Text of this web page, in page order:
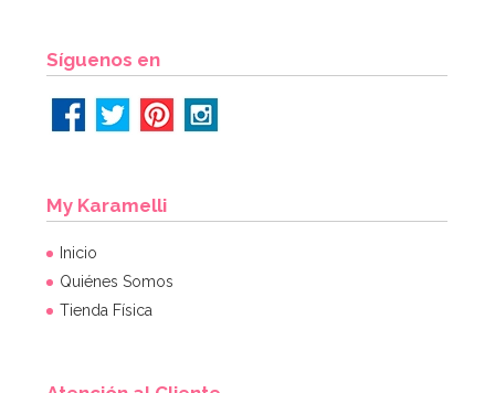
Síguenos en
My Karamelli
Inicio
Quiénes Somos
Tienda Física